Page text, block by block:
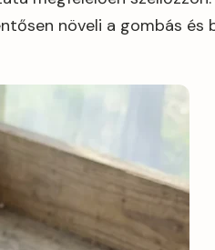
növeli a gombás és